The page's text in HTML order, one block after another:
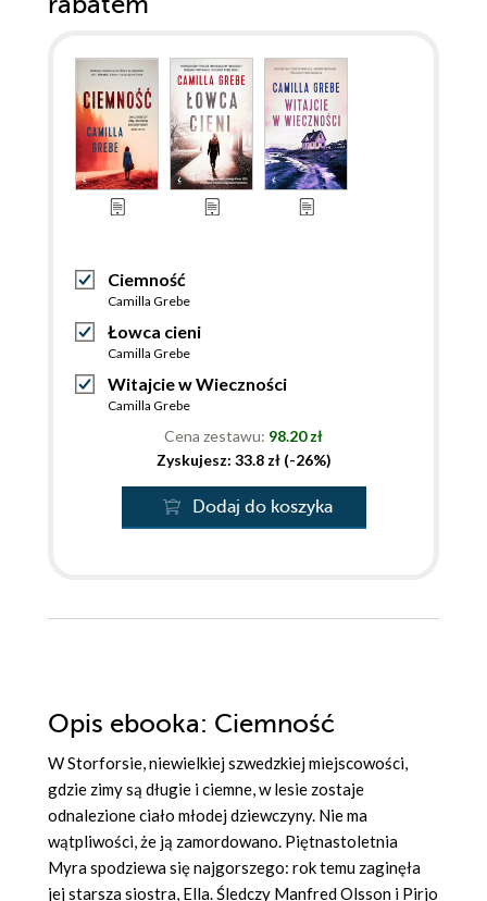
Ciemność
Camilla Grebe
Łowca cieni
Camilla Grebe
Witajcie w Wieczności
Camilla Grebe
Cena zestawu: 98.20 zł
Zyskujesz: 33.8 zł (-26%)
Dodaj do koszyka
Opis ebooka: Ciemność
W Storforsie, niewielkiej szwedzkiej miejscowości,
gdzie zimy są długie i ciemne, w lesie zostaje
odnalezione ciało młodej dziewczyny. Nie ma
wątpliwości, że ją zamordowano. Piętnastoletnia
Myra spodziewa się najgorszego: rok temu zaginęła
jej starsza siostra, Ella. Śledczy Manfred Olsson i Pirjo